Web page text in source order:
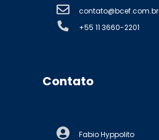
contato@bcef.com.br
+55 11 3660-2201
Contato
Fabio Hyppolito